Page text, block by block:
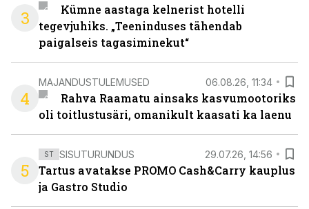
3
Kümne aastaga kelnerist hotelli
tegevjuhiks. „Teeninduses tähendab
paigalseis tagasiminekut“
4
MAJANDUSTULEMUSED 06.08.26, 11:34
Rahva Raamatu ainsaks kasvumootoriks
oli toitlustusäri, omanikult kaasati ka laenu
5
ST SISUTURUNDUS 29.07.26, 14:56
Tartus avatakse PROMO Cash&Carry kauplus
ja Gastro Studio